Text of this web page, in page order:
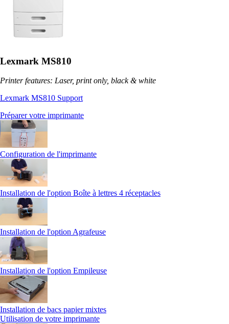
Lexmark MS810
Printer features: Laser, print only, black & white
Lexmark MS810 Support
Préparer votre imprimante
Configuration de l'imprimante
Installation de l'option Boîte à lettres 4 réceptacles
Installation de l'option Agrafeuse
Installation de l'option Empileuse
Installation de bacs papier mixtes
Utilisation de votre imprimante